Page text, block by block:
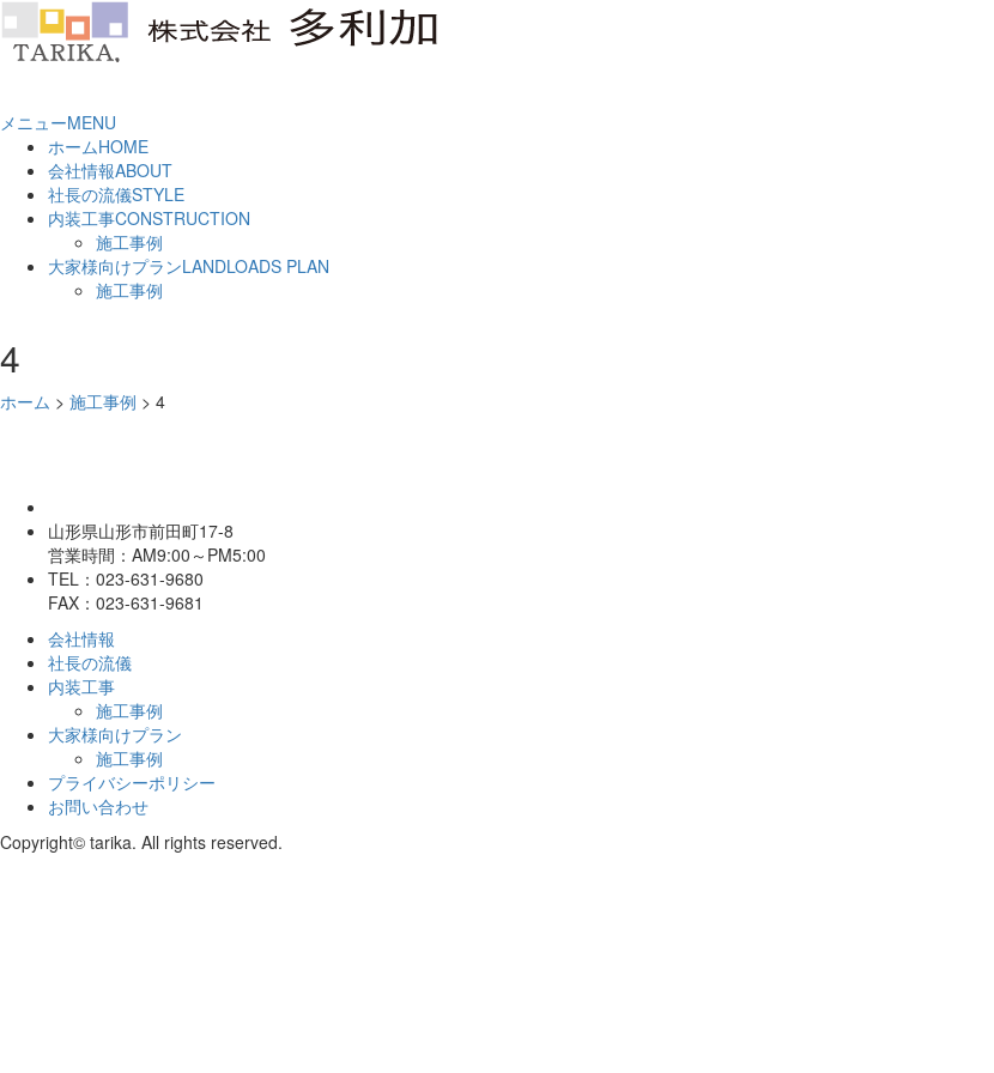
メニューMENU
ホームHOME
会社情報ABOUT
社長の流儀STYLE
内装工事CONSTRUCTION
施工事例
大家様向けプランLANDLOADS PLAN
施工事例
4
ホーム > 施工事例 > 4
山形県山形市前田町17-8
営業時間：AM9:00～PM5:00
TEL：023-631-9680
FAX：023-631-9681
会社情報
社長の流儀
内装工事
施工事例
大家様向けプラン
施工事例
プライバシーポリシー
お問い合わせ
Copyright© tarika. All rights reserved.